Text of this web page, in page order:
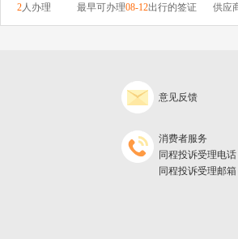
2人办理 最早可办理08-12出行的签证 供应
意见反馈
消费者服务
同程投诉受理电
同程投诉受理邮